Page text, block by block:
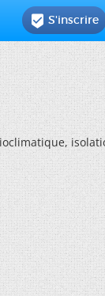
 S'inscrire